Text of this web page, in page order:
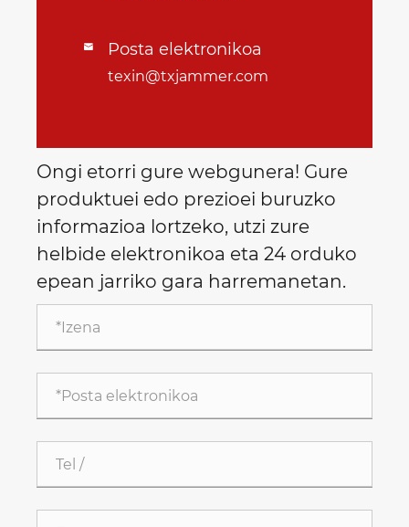
 Posta elektronikoa
texin@txjammer.com
Ongi etorri gure webgunera! Gure
produktuei edo prezioei buruzko
informazioa lortzeko, utzi zure
helbide elektronikoa eta 24 orduko
epean jarriko gara harremanetan.